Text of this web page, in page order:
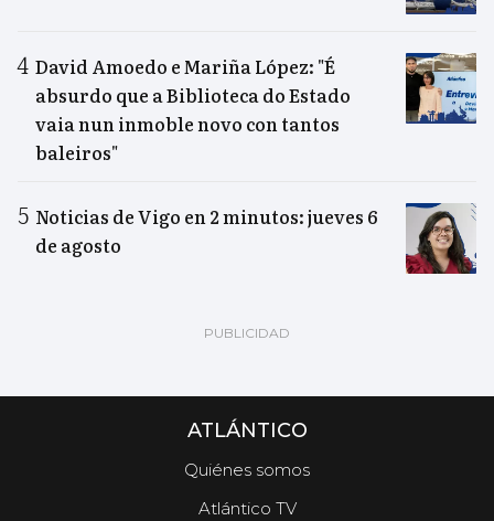
David Amoedo e Mariña López: "É
absurdo que a Biblioteca do Estado
vaia nun inmoble novo con tantos
baleiros"
Noticias de Vigo en 2 minutos: jueves 6
de agosto
ATLÁNTICO
Quiénes somos
Atlántico TV